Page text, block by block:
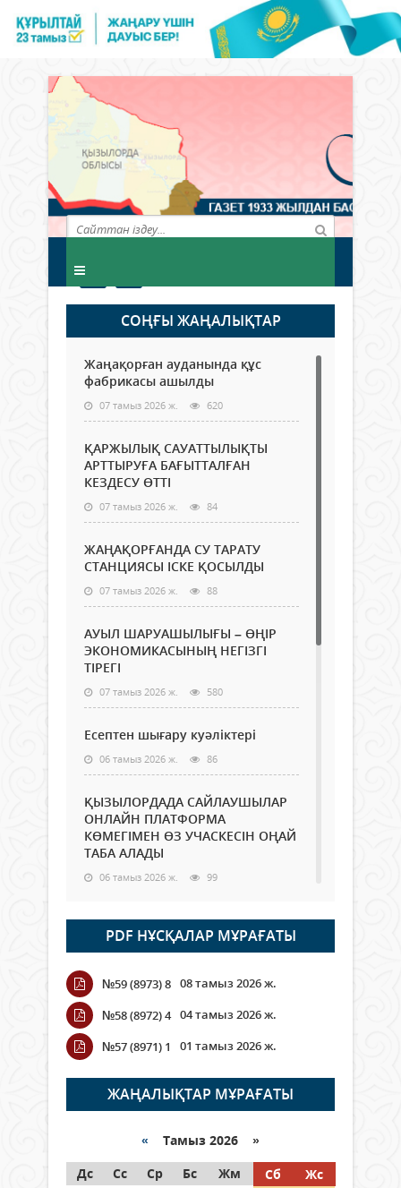
СОҢҒЫ ЖАҢАЛЫҚТАР
Жаңақорған ауданында құс
фабрикасы ашылды
07 тамыз 2026 ж. 620
ҚАРЖЫЛЫҚ САУАТТЫЛЫҚТЫ
АРТТЫРУҒА БАҒЫТТАЛҒАН
КЕЗДЕСУ ӨТТІ
07 тамыз 2026 ж. 84
ЖАҢАҚОРҒАНДА СУ ТАРАТУ
СТАНЦИЯСЫ ІСКЕ ҚОСЫЛДЫ
07 тамыз 2026 ж. 88
АУЫЛ ШАРУАШЫЛЫҒЫ – ӨҢІР
ЭКОНОМИКАСЫНЫҢ НЕГІЗГІ
ТІРЕГІ
07 тамыз 2026 ж. 580
Есептен шығару куәліктері
06 тамыз 2026 ж. 86
ҚЫЗЫЛОРДАДА САЙЛАУШЫЛАР
ОНЛАЙН ПЛАТФОРМА
КӨМЕГІМЕН ӨЗ УЧАСКЕСІН ОҢАЙ
ТАБА АЛАДЫ
06 тамыз 2026 ж. 99
Open Air: Қызылорда облысы
полиция департаменті 20
мыңнан астам көрерменнің
қауіпсіздігін қамтамасыз етті
06 тамыз 2026 ж.
Wi-Fi ҚАБЫРҒА АРҚЫЛЫ ҚАЛАЙ
ӨТЕДІ?
06 тамыз 2026 ж. 276
граждане Казахстана,
05 тамыз 2026 ж. 158
PDF НҰСҚАЛАР МҰРАҒАТЫ
№59 (8973) 8 08 тамыз 2026 ж.
№58 (8972) 4 04 тамыз 2026 ж.
№57 (8971) 1
01 тамыз 2026 ж.
ЖАҢАЛЫҚТАР МҰРАҒАТЫ
« Тамыз 2026 »
Дс
Сс Ср Бс Жм Сб
Жс